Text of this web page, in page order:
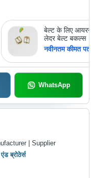
बेल्ट के लिए
लेदर बेल्ट बकल्स
नवीनतम कीमत
WhatsApp
| Supplier
ब्रोठेर्स